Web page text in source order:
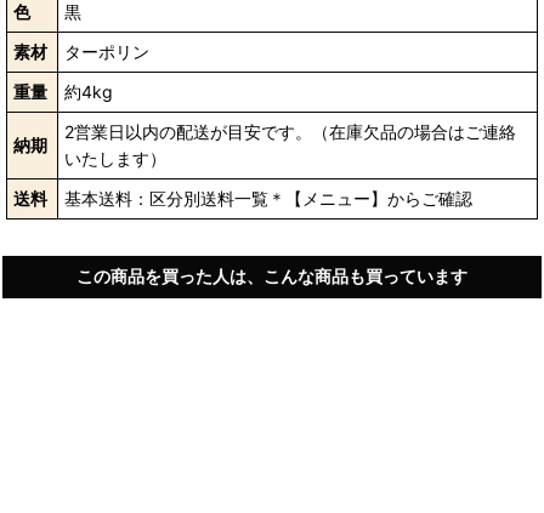
色
黒
素材
ターポリン
重量
約4kg
納期
2営業日以内の配送が目安です。（在庫欠品の場合はご連絡
いたします）
送料
基本送料：区分別送料一覧＊【メニュー】からご確認
この商品を買った人は、こんな商品も買っています